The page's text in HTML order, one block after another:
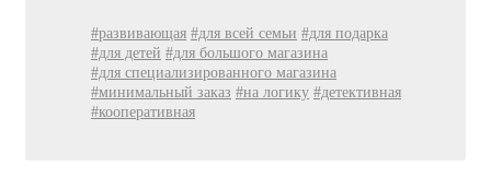
#развивающая #для всей семьи #для подарка
#для детей #для большого магазина
#для специализированного магазина
#минимальный заказ #на логику #детективная
#кооперативная